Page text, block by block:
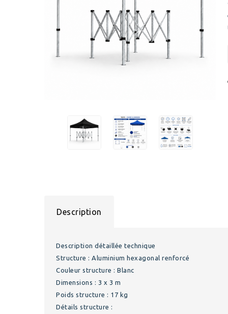
Description
Description détaillée technique
Structure : Aluminium hexagonal renforcé
Couleur structure : Blanc
Dimensions : 3 x 3 m
Poids structure : 17 kg
Détails structure :